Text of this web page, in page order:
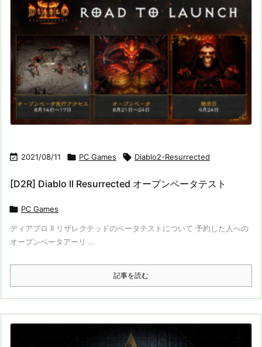
 2021/08/11  PC Games  Diablo2-Resurrected
[D2R] Diablo II Resurrected オープンベータテスト
 PC Games
ディアブロ II リザレクテッドのベータテストについて 予約した人への
オープンベータアーリ ...
記事を読む